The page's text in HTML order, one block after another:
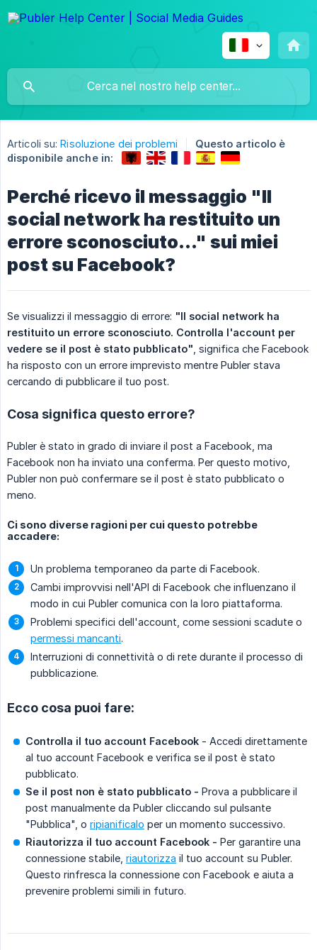
Articoli su: Risoluzione dei problemi
Questo articolo è
disponibile anche in:
Perché ricevo il messaggio "Il
social network ha restituito un
errore sconosciuto..." sui miei
post su Facebook?
Se visualizzi il messaggio di errore: "Il social network ha
restituito un errore sconosciuto. Controlla l'account per
vedere se il post è stato pubblicato" , significa che Facebook
ha risposto con un errore imprevisto mentre Publer stava
cercando di pubblicare il tuo post.
Cosa significa questo errore?
Publer è stato in grado di inviare il post a Facebook, ma
Facebook non ha inviato una conferma. Per questo motivo,
Publer non può confermare se il post è stato pubblicato o
meno.
Ci sono diverse ragioni per cui questo potrebbe
accadere:
Un problema temporaneo da parte di Facebook.
Cambi improvvisi nell'API di Facebook che influenzano il
modo in cui Publer comunica con la loro piattaforma.
Problemi specifici dell'account, come sessioni scadute o
permessi mancanti.
Interruzioni di connettività o di rete durante il processo di
pubblicazione.
Ecco cosa puoi fare:
Controlla il tuo account Facebook - Accedi direttamente
al tuo account Facebook e verifica se il post è stato
pubblicato.
Se il post non è stato pubblicato - Prova a pubblicare il
post manualmente da Publer cliccando sul pulsante
"Pubblica", o ripianificalo per un momento successivo.
Riautorizza il tuo account Facebook - Per garantire una
connessione stabile, riautorizza il tuo account su Publer.
Questo rinfresca la connessione con Facebook e aiuta a
prevenire problemi simili in futuro.